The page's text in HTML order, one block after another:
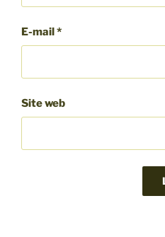
E-mail*
Site web